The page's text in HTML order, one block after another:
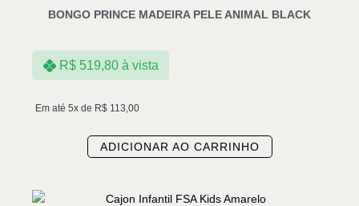
BONGO PRINCE MADEIRA PELE ANIMAL BLACK
Em até 5x de R$ 113,00
R$519,80 à vista
ADICIONAR AO CARRINHO